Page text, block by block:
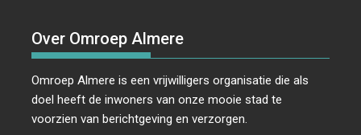
Over Omroep Almere
Omroep Almere is een vrijwilligers organisatie die als
doel heeft de inwoners van onze mooie stad te
voorzien van berichtgeving en verzorgen.